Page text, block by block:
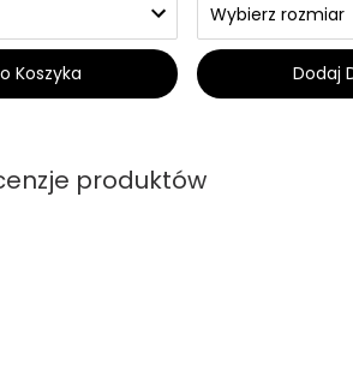
Koszyka Dodaj
produktów